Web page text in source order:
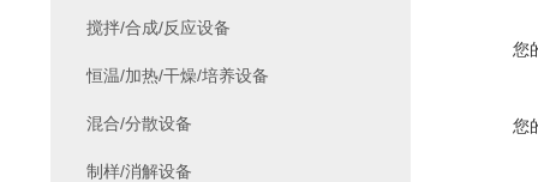
您
您
搅拌/合成/反应设备
恒温/加热/干燥/培养设备
混合/分散设备
制样/消解设备